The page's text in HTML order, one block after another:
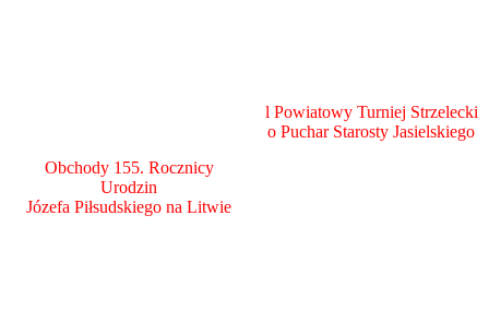
Obchody 155. Rocznicy
Urodzin
Józefa Piłsudskiego na Litwie
l Powiatowy Turniej Strzelecki
o Puchar Starosty Jasielskiego